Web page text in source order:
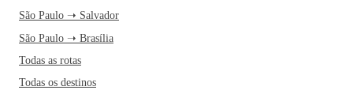
São Paulo ➝ Salvador
São Paulo ➝ Brasília
Todas as rotas
Todas os destinos